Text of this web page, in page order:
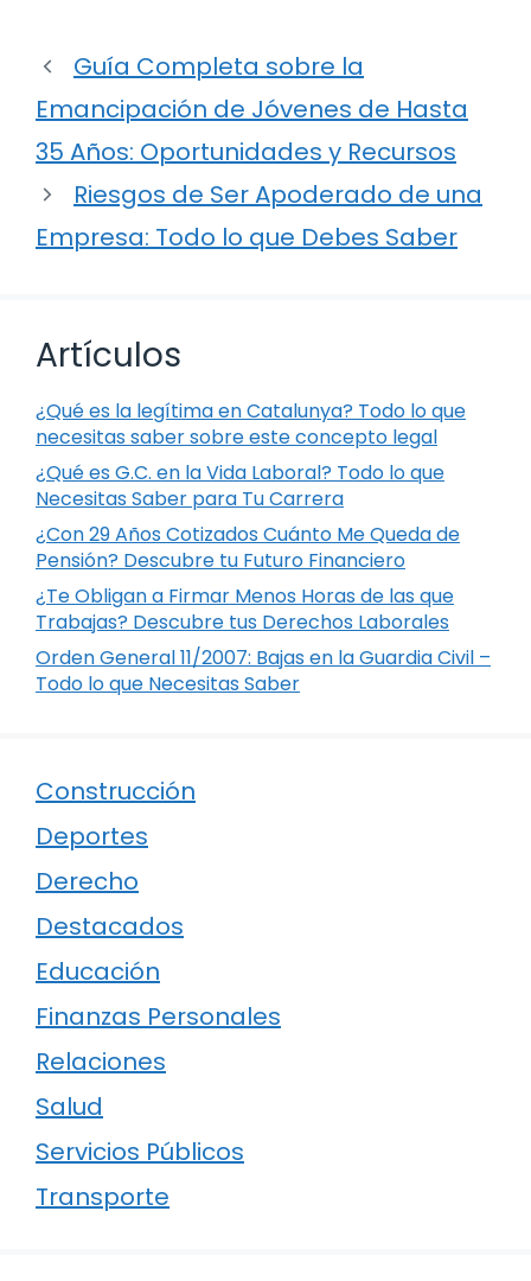
Guía Completa sobre la
Emancipación de Jóvenes de Hasta
35 Años: Oportunidades y Recursos
Riesgos de Ser Apoderado de una
Empresa: Todo lo que Debes Saber
Artículos
¿Qué es la legítima en Catalunya? Todo lo que
necesitas saber sobre este concepto legal
¿Qué es G.C. en la Vida Laboral? Todo lo que
Necesitas Saber para Tu Carrera
¿Con 29 Años Cotizados Cuánto Me Queda de
Pensión? Descubre tu Futuro Financiero
¿Te Obligan a Firmar Menos Horas de las que
Trabajas? Descubre tus Derechos Laborales
Orden General 11/2007: Bajas en la Guardia Civil –
Todo lo que Necesitas Saber
Construcción
Deportes
Derecho
Destacados
Educación
Finanzas Personales
Relaciones
Salud
Servicios Públicos
Transporte